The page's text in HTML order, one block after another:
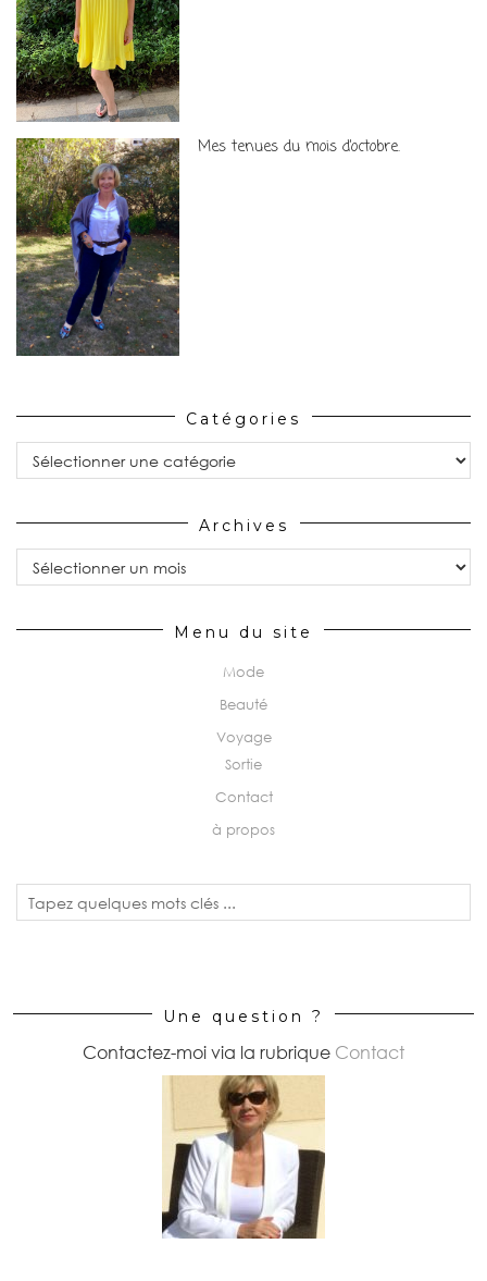
Mes tenues du mois d’octobre.
Catégories
Catégories
Archives
Archives
Menu du site
Mode
Beauté
Voyage
Sortie
Contact
à propos
Une question ?
Contactez-moi via la rubrique Contact